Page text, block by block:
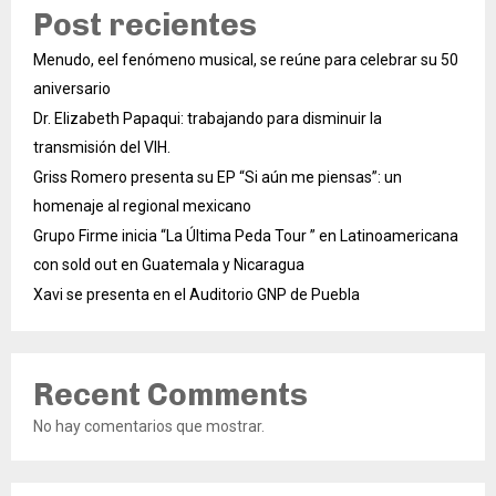
Post recientes
Menudo, eel fenómeno musical, se reúne para celebrar su 50
aniversario
Dr. Elizabeth Papaqui: trabajando para disminuir la
transmisión del VIH.
Griss Romero presenta su EP “Si aún me piensas”: un
homenaje al regional mexicano
Grupo Firme inicia “La Última Peda Tour ” en Latinoamericana
con sold out en Guatemala y Nicaragua
Xavi se presenta en el Auditorio GNP de Puebla
Recent Comments
No hay comentarios que mostrar.